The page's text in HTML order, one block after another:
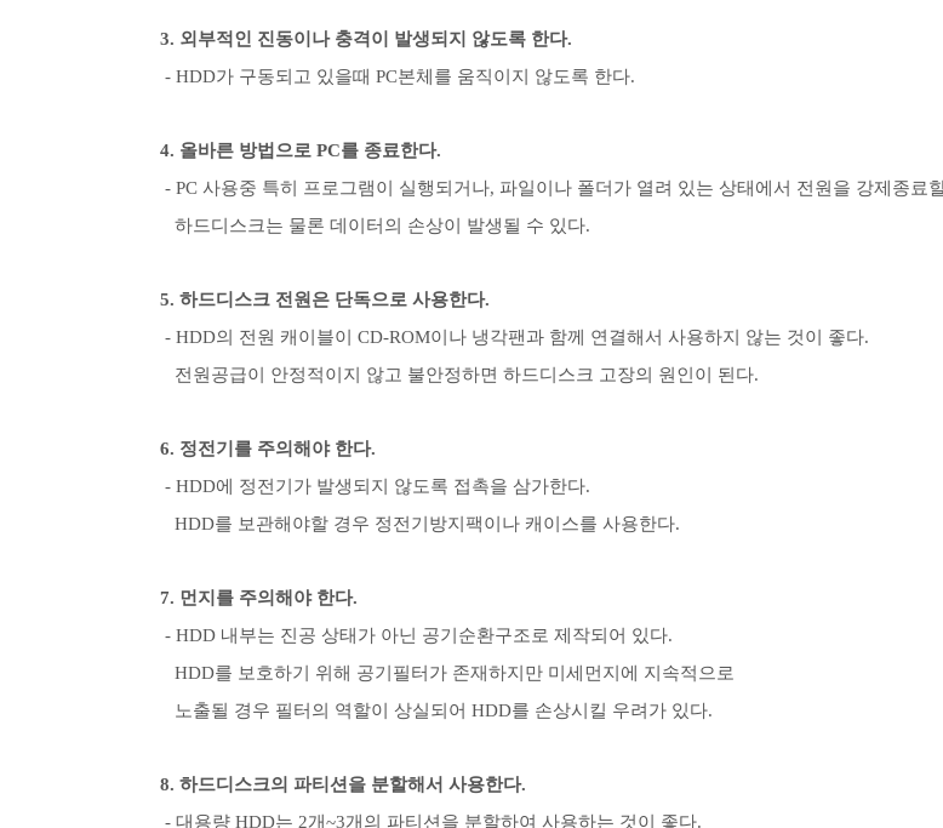
3. 외부적인 진동이나 충격이 발생되지 않도록 한다.
- HDD가 구동되고 있을때 PC본체를 움직이지 않도록 한다.
4. 올바른 방법으로 PC를 종료한다.
- PC 사용중 특히 프로그램이 실행되거나, 파일이나 폴더가 열려 있는 상태에서 전원을 강제종료
하드디스크는 물론 데이터의 손상이 발생될 수 있다.
5. 하드디스크 전원은 단독으로 사용한다.
- HDD의 전원 캐이블이 CD-ROM이나 냉각팬과 함께 연결해서 사용하지 않는 것이 좋다.
전원공급이 안정적이지 않고 불안정하면 하드디스크 고장의 원인이 된다.
6. 정전기를 주의해야 한다.
- HDD에 정전기가 발생되지 않도록 접촉을 삼가한다.
HDD를 보관해야할 경우 정전기방지팩이나 캐이스를 사용한다.
7. 먼지를 주의해야 한다.
- HDD 내부는 진공 상태가 아닌 공기순환구조로 제작되어 있다.
HDD를 보호하기 위해 공기필터가 존재하지만 미세먼지에 지속적으로
노출될 경우 필터의 역할이 상실되어 HDD를 손상시킬 우려가 있다.
8. 하드디스크의 파티션을 분할해서 사용한다.
- 대용량 HDD는 2개~3개의 파티션을 분할하여 사용하는 것이 좋다.